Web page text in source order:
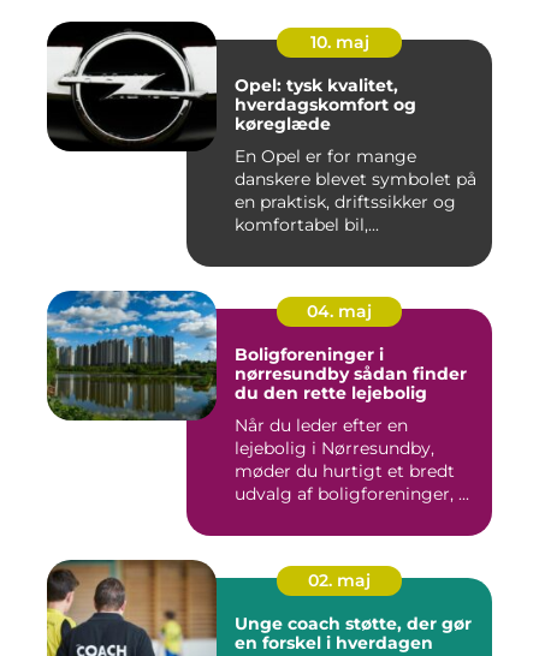
10. maj
Opel: tysk kvalitet,
hverdagskomfort og
køreglæde
En Opel er for mange
danskere blevet symbolet på
en praktisk, driftssikker og
komfortabel bil,...
04. maj
Boligforeninger i
nørresundby sådan finder
du den rette lejebolig
Når du leder efter en
lejebolig i Nørresundby,
møder du hurtigt et bredt
udvalg af boligforeninger, ...
02. maj
Unge coach støtte, der gør
en forskel i hverdagen